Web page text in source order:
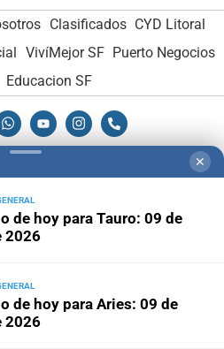
Clasificados CYD Litoral
VivíMejor SF Puerto Negocios
Educacion SF
1979)- Receptorías de avisos
-Elementos institucionales
miembro de:
✕
de hoy para Tauro: 09 de
2026
de hoy para Aries: 09 de
2026